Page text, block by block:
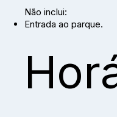
Não inclui:
Entrada ao parque.